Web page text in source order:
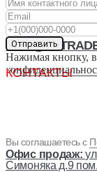
Отдел продаж
КОНТАКТЫ
Вы соглашаетесь с
Офис продаж:
Симоняка д.9
Отправить
Нажимая кнопку,